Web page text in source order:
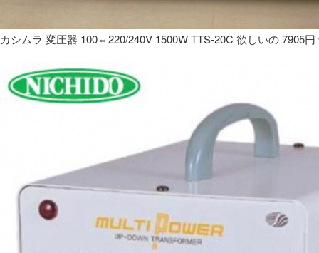
カシムラ 変圧器 100⇔220/240V 1500W TTS-20C 欲しいの 7905円